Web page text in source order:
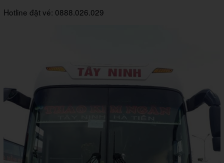
Hotline đặt vé: 0888.026.029